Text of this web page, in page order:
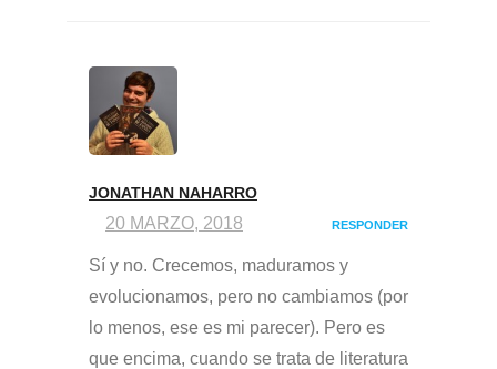
JONATHAN NAHARRO
20 MARZO, 2018 RESPONDER
Sí y no. Crecemos, maduramos y
evolucionamos, pero no cambiamos (por
lo menos, ese es mi parecer). Pero es
que encima, cuando se trata de literatura